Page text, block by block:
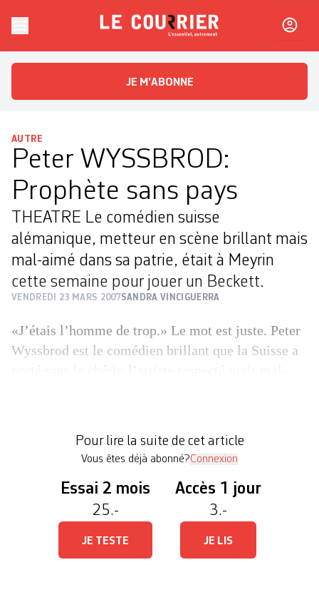
Le CourrierL'essentiel, autrement
JE M'ABONNE
AUTRE
Peter WYSSBROD:
Prophète sans pays
THEATRE Le comédien suisse
alémanique, metteur en scène brillant mais
mal-aimé dans sa patrie, était à Meyrin
cette semaine pour jouer un Beckett.
VENDREDI 23 MARS 2007SANDRA VINCIGUERRA
«J’étais l’homme de trop.» Le mot est juste. Peter
Wyssbrod est le comédien brillant que la Suisse a
sais pas.» Auteur de spectacles parmi les […]
Pour lire la suite de cet article
Vous êtes déjà abonné?Connexion
Essai 2 mois
25.-
JE TESTE
Accès 1 jour
3.-
JE LIS